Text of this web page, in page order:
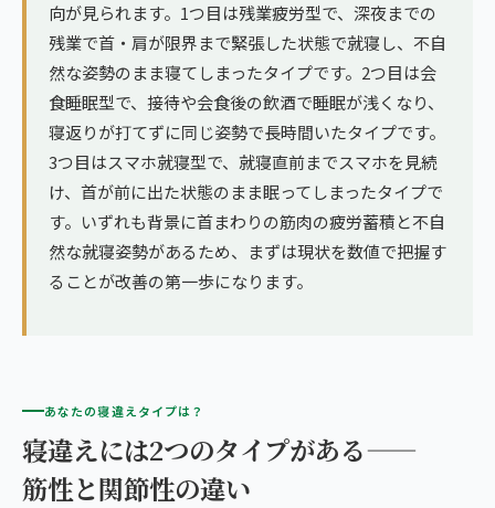
向が見られます。1つ目は残業疲労型で、深夜までの
残業で首・肩が限界まで緊張した状態で就寝し、不自
然な姿勢のまま寝てしまったタイプです。2つ目は会
食睡眠型で、接待や会食後の飲酒で睡眠が浅くなり、
寝返りが打てずに同じ姿勢で長時間いたタイプです。
3つ目はスマホ就寝型で、就寝直前までスマホを見続
け、首が前に出た状態のまま眠ってしまったタイプで
す。いずれも背景に首まわりの筋肉の疲労蓄積と不自
然な就寝姿勢があるため、まずは現状を数値で把握す
ることが改善の第一歩になります。
あなたの寝違えタイプは？
寝違えには2つのタイプがある——
筋性と関節性の違い